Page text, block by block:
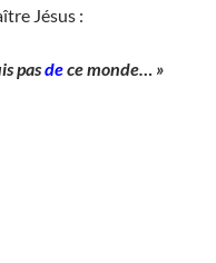
Jésus :
pasdece monde… »